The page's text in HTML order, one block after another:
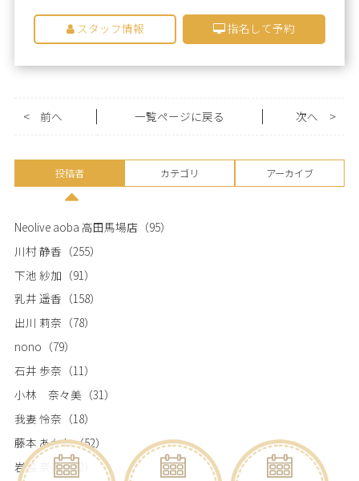
スタッフ情報 指名して予約
< 前へ 一覧ページに戻る >
次へ
投稿者 カテゴリ アーカイブ
Neolive aoba 高田馬場店 （95）
川村 静香 （255）
下池 紗加 （91）
乳井 遥香 （158）
出川 莉奈 （78）
nono （79）
石井 歩奈 （11）
小林 奈々美 （31）
我妻 怜奈 （18）
藤本 あかね（52）
岩脇 奈美（52）